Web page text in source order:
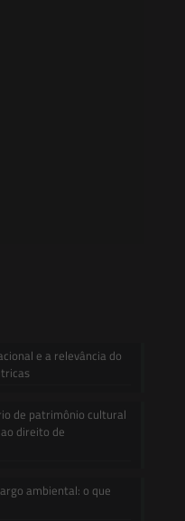
e a relevância do
de patrimônio cultural
direito de
ambiental: o que